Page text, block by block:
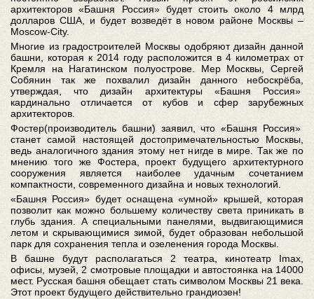
архитекторов «Башня Россия» будет стоить около 4 млрд
долларов США, и будет возведёт в новом районе Москвы –
Moscow-City.
Многие из градостроителей Москвы одобряют дизайн данной
башни, которая к 2014 году расположится в 4 километрах от
Кремля на Нагатинском полуострове. Мер Москвы, Сергей
Собянин так же похвалил дизайн данного небоскрёба,
утверждая, что дизайн архитектуры «Башня Россия»
кардинально отличается от кубов и сфер зарубежных
архитекторов.
Фостер(производитель башни) заявил, что «Башня Россия»
станет самой настоящей достопримечательностью Москвы,
ведь аналогичного здания этому нет нигде в мире. Так же по
мнению того же Фостера, проект будущего архитектурного
сооружения является наиболее удачным сочетанием
компактности, современного дизайна и новых технологий.
«Башня Россия» будет оснащена «умной» крышей, которая
позволит как можно большему количеству света приникать в
глубь здания. А специальными панелями, выдвигающимися
летом и скрывающимися зимой, будет образован небольшой
парк для сохранения тепла и озеленения города Москвы.
В башне будут располагаться 2 театра, кинотеатр Imax,
офисы, музей, 2 смотровые площадки и автостоянка на 14000
мест. Русская башня обещает стать символом Москвы 21 века.
Этот проект будущего действительно грандиозен!